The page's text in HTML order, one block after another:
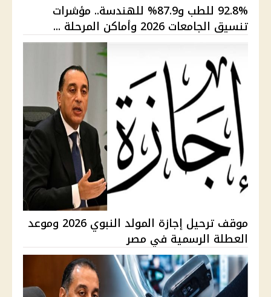
92.8% للطب و87.9% للهندسة.. مؤشرات
تنسيق الجامعات 2026 وأماكن المرحلة ...
موقف ترحيل إجازة المولد النبوي 2026 وموعد
العطلة الرسمية في مصر